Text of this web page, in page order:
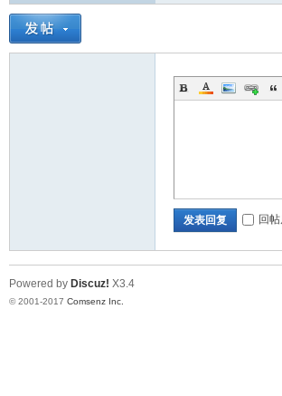
论
发表回复 回
Powered by Discuz! X3.4
© 2001-2017 Comsenz Inc.